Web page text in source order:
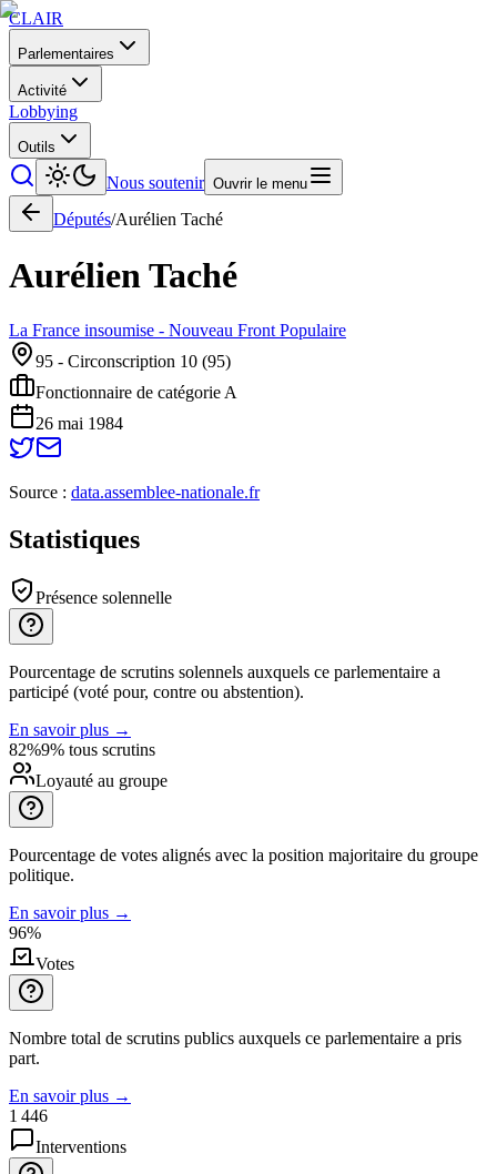
CLAIR
Parlementaires
Activité
Lobbying
Outils
Nous soutenir Ouvrir le menu
Députés/Aurélien Taché
AurélienTaché
La France insoumise - Nouveau Front Populaire
95 - Circonscription 10 (95)
Fonctionnaire de catégorie A
26 mai 1984
Source : data.assemblee-nationale.fr
Statistiques
Présence solennelle
Pourcentage de scrutins solennels auxquels ce parlementaire a
participé (voté pour, contre ou abstention).
En savoir plus →
82%9% tous scrutins
Loyauté au groupe
Pourcentage de votes alignés avec la position majoritaire du groupe
politique.
En savoir plus →
96%
Votes
Nombre total de scrutins publics auxquels ce parlementaire a pris
part.
En savoir plus →
1 446
Interventions